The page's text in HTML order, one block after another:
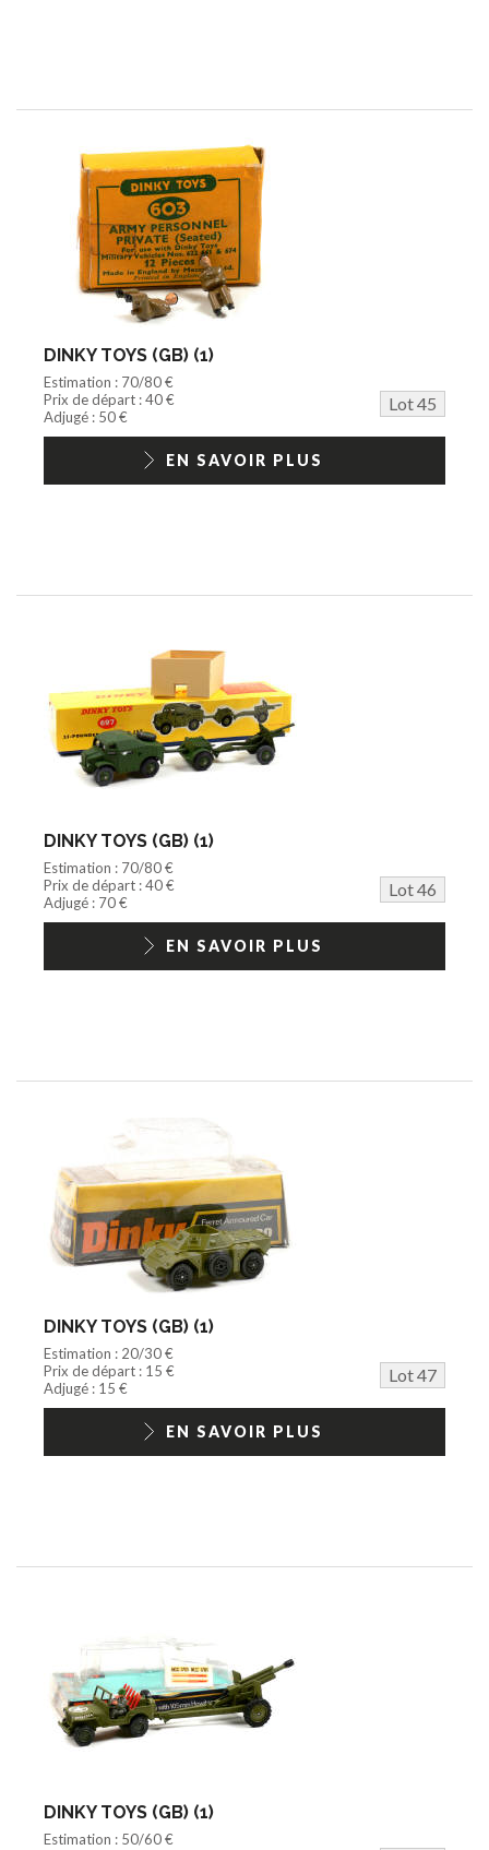
DINKY TOYS (GB) (1)
Estimation : 70/80 €
Prix de départ : 40 €
Lot 45
Adjugé : 50 €
EN SAVOIR PLUS
DINKY TOYS (GB) (1)
Estimation : 70/80 €
Prix de départ : 40 €
Lot 46
Adjugé : 70 €
EN SAVOIR PLUS
DINKY TOYS (GB) (1)
Estimation : 20/30 €
Prix de départ : 15 €
Lot 47
Adjugé : 15 €
EN SAVOIR PLUS
DINKY TOYS (GB) (1)
Estimation : 50/60 €